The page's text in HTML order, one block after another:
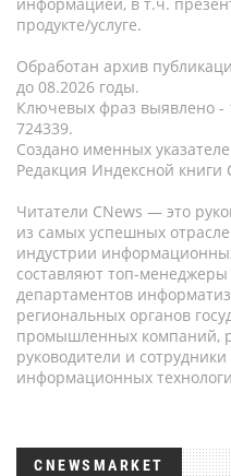
продукте/услуге.
Обработан архив
до 08.2026 годы.
Ключевых фраз выявлено -
724339.
Создано именных
Редакция Индексной книги
Читатели CNews — это
из самых успешных
индустрии
составляют топ-
департаментов
региональных органов
промышленных компаний,
руководители и
информационных
CNEWSMARKET